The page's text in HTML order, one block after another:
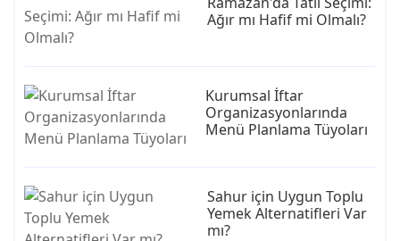
Ağır mı Hafif mi Olmalı?
Kurumsal İftar
Organizasyonlarında
Menü Planlama Tüyoları
Sahur için Uygun Toplu
Yemek Alternatifleri Var
mı?